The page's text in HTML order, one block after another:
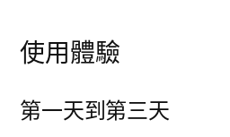
使用體驗
第一天到第三天